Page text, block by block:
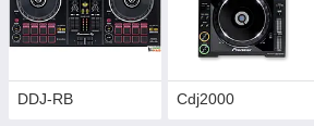
DDJ-RB Cdj2000